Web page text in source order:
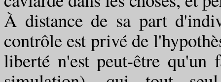
À distance de sa part
contrôle est privé de
liberté n'est peut-être